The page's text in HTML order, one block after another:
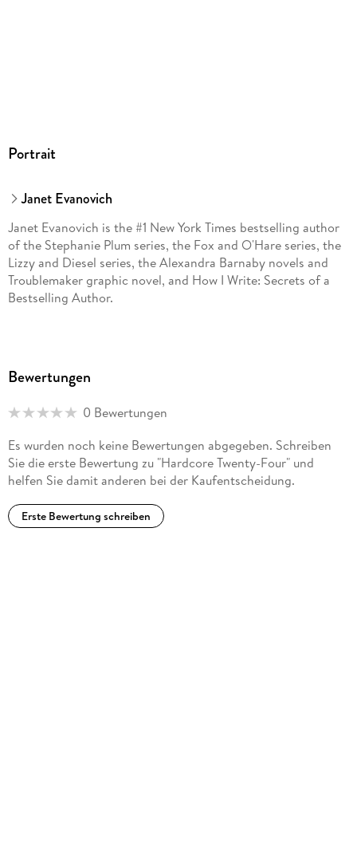
Portrait
Janet Evanovich
Janet Evanovich is the #1 New York Times bestselling author
of the Stephanie Plum series, the Fox and O'Hare series, the
Lizzy and Diesel series, the Alexandra Barnaby novels and
Troublemaker graphic novel, and How I Write: Secrets of a
Bestselling Author.
Bewertungen
0 Bewertungen
Es wurden noch keine Bewertungen abgegeben. Schreiben
Sie die erste Bewertung zu "Hardcore Twenty-Four" und
helfen Sie damit anderen bei der Kaufentscheidung.
Erste Bewertung schreiben